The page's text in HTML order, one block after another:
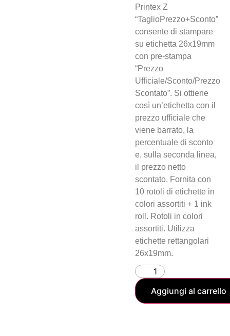
Printex Z
“TaglioPrezzo+Sconto”
consente di stampare
su etichetta 26x19mm
con pre-stampa
“Prezzo
Ufficiale/Sconto/Prezzo
Scontato”. Si ottiene
così un’etichetta con il
prezzo ufficiale che
viene barrato, la
percentuale di sconto
e, sulla seconda linea,
il prezzo netto
scontato. Fornita con
10 rotoli di etichette in
colori assortiti + 1 ink
roll. Rotoli in colori
assortiti. Utilizza
etichette rettangolari
26x19mm.
Aggiungi al carrello